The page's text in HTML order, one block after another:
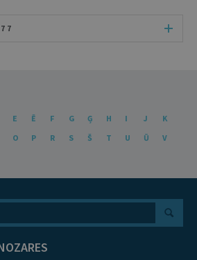
E Ē F G Ģ H I J
K
O P R S Š T U Ū
V